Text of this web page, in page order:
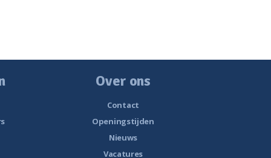
Over ons
Contact
Openingstijden
Nieuws
Vacatures